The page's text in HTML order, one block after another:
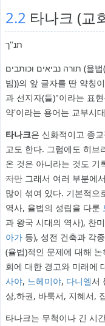
2.2 타나크 (교
תנ"ך
תורה נביאים וכותבים (율법(토라), 선지자들(네비임) 및 성문서들(케투
빔))의 앞 글자를 딴 약칭
과 선지자(들)"이라는 표
약'이라는 용어는 교부시
타나크은 신화적이고 종
고도 한다. 그럼에도 히브
온 것은 아니라는 것도 기
지만그래서 여러 부분에
많이 섞여 있다. 기본적으
역사, 율법의 성립을 다룬
과 왕국 시대의 역사), 찬
아가등), 성전 건축과 각
(율법)적인 문제에 대해
회에 대한 경고와 미래에
사야, 느헤미야, 다니엘서
상,하권, 바룩서, 지혜서,
타나크는 무척이나 긴 시